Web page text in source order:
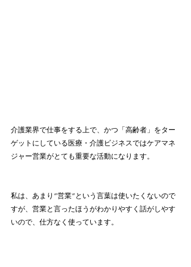
介護業界で仕事をする上で、かつ「高齢者」をター
ゲットにしている医療・介護ビジネスではケアマネ
ジャー営業がとても重要な活動になります。
私は、あまり”営業”という言葉は使いたくないので
すが、営業と言ったほうがわかりやすく話がしやす
いので、仕方なく使っています。